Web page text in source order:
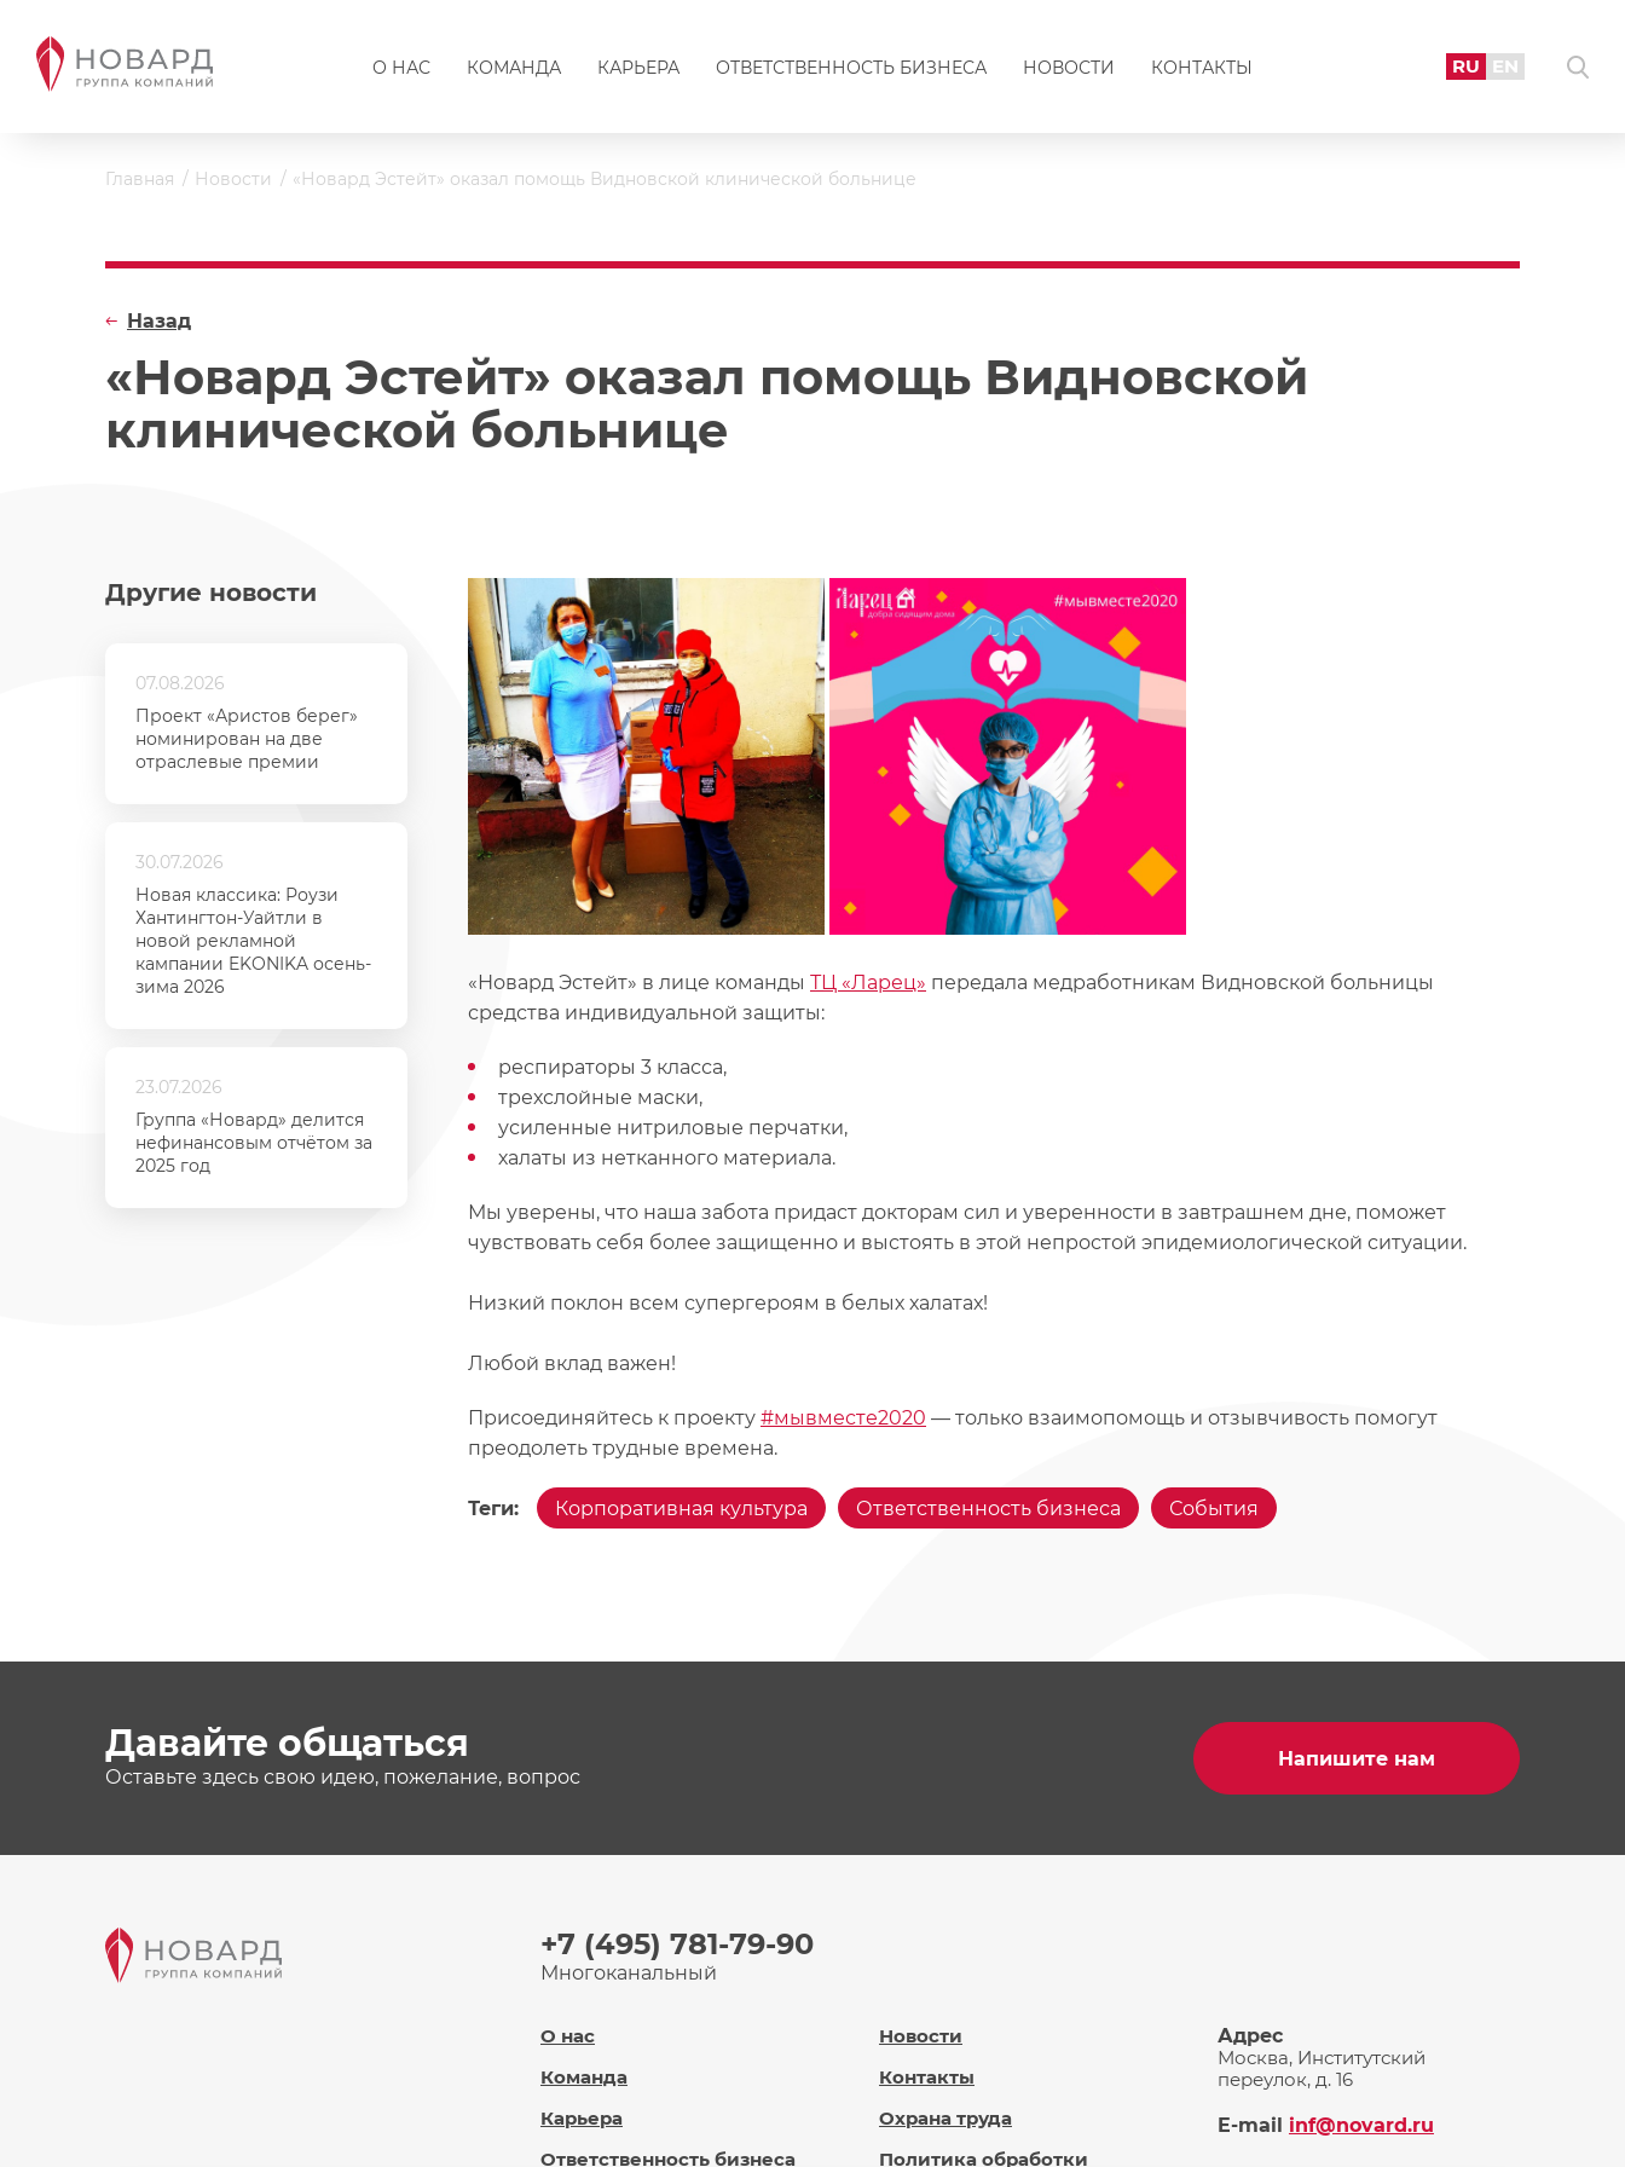
О НАС КОМАНДА КАРЬЕРА ОТВЕТСТВЕННОСТЬ БИЗНЕСА НОВОСТИ КОНТАКТЫ RU EN
Главная Новости «Новард Эстейт» оказал помощь Видновской клинической больнице
«Новард Эстейт» оказал помощь Видновской
клинической больнице
Назад
Другие новости
07.08.2026
Проект «Аристов берег»
номинирован на две
отраслевые премии
30.07.2026
Новая классика: Роузи
Хантингтон-Уайтли в
новой рекламной
кампании EKONIKA осень-
зима 2026
23.07.2026
Группа «Новард» делится
нефинансовым отчётом за
2025 год
«Новард Эстейт» в лице команды ТЦ «Ларец» передала медработникам Видновской больницы
средства индивидуальной защиты:
респираторы 3 класса,
трехслойные маски,
усиленные нитриловые перчатки,
халаты из нетканного материала.
Мы уверены, что наша забота придаст докторам сил и уверенности в завтрашнем дне, поможет
чувствовать себя более защищенно и выстоять в этой непростой эпидемиологической ситуации.
Низкий поклон всем супергероям в белых халатах!
Любой вклад важен!
Присоединяйтесь к проекту #мывместе2020 — только взаимопомощь и отзывчивость помогут
преодолеть трудные времена.
Теги: Корпоративная культура Ответственность бизнеса События
Давайте общаться
Оставьте здесь свою идею, пожелание, вопрос
Напишите нам
+7 (495) 781-79-90
Многоканальный
О нас
Команда
Карьера
Ответственность бизнеса
Новости
Контакты
Охрана труда
Политика обработки
Адрес
Москва, Институтский
переулок, д. 16
E-mail inf@novard.ru